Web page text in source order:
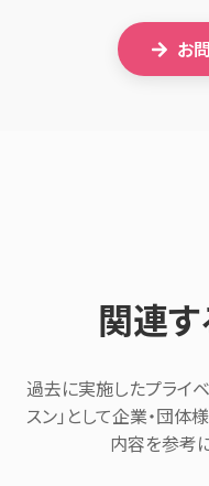
お
関連
過去に実施したプライベ
スン」として企業・団体
内容を参考